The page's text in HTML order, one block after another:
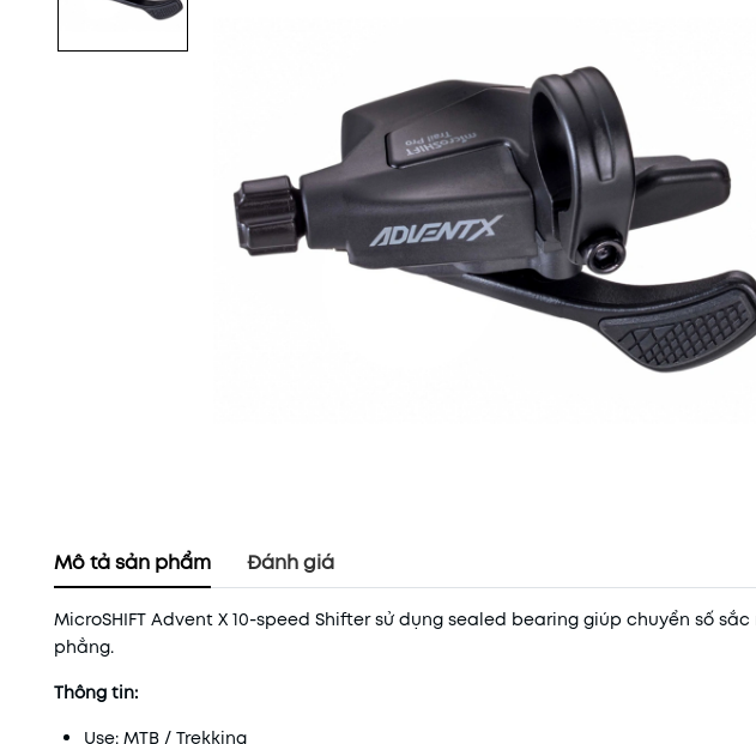
Mô tả sản phẩm Đánh giá
MicroSHIFT Advent X 10-speed Shifter sử dụng sealed bearing giúp chuyển số
phẳng.
Thông tin:
Use: MTB / Trekking